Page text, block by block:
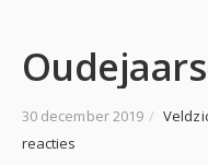
30 december 2019 /
reacties